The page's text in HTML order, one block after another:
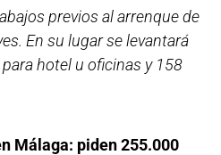
previos al arrenque de
En su lugar se levantará
hotel u oficinas y 158
Málaga: piden 255.000